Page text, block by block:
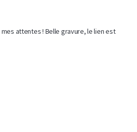
attentes ! Belle gravure, le lien est